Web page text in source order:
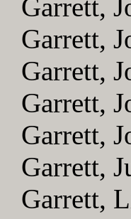
Garrett,
Garrett,
Garrett,
Garrett,
Garrett,
Garrett,
Garrett,